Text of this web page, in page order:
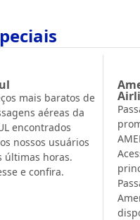
mais baratos de
aéreas da
encontrados
nossos usuários
últimas horas.
e confira.